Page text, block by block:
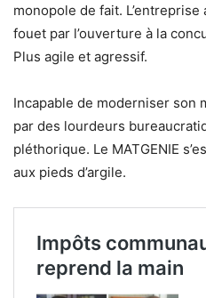
monopole de fait.
fouet par l’ouverture à la
Plus agile et agressif.
Incapable de moderniser son
par des lourdeurs
pléthorique. Le MATGENIE
aux pieds d’argile.